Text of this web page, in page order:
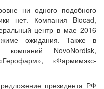
ни одного подобного
нет. Компания Biocad,
центр в мае 2016
ожидания. Также в
компаний NovoNordisk,
«Фармимэкс-
президента РФ